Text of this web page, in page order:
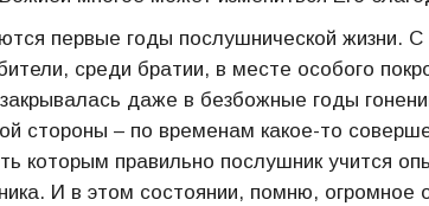
первые годы послушнической жизни.
среди братии, в месте особого
даже в безбожные годы
стороны – по временам какое-то
которым правильно послушник учится
И в этом состоянии, помню,